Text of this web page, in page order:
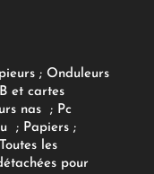
; Onduleurs
et cartes
nas ; Pc
; Papiers;
Toutes les
pour